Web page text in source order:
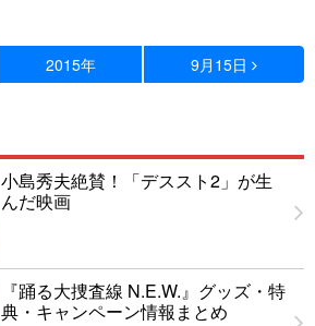
2015年 9月15日
小島秀夫絶賛！「デススト2」が生
んだ映画
『踊る大捜査線 N.E.W.』グッズ・特
典・キャンペーン情報まとめ